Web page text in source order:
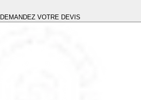
DEMANDEZ VOTRE DEVIS